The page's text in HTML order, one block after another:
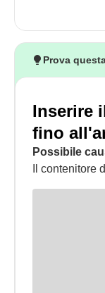
Prova
Inserire
fino
Possibile
Il contenitore